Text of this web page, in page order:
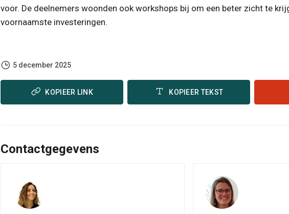
voor. De deelnemers woonden ook workshops bij om een beter zicht te
voornaamste investeringen.
5 december 2025
KOPIEER LINK KOPIEER TEKST
Contactgegevens